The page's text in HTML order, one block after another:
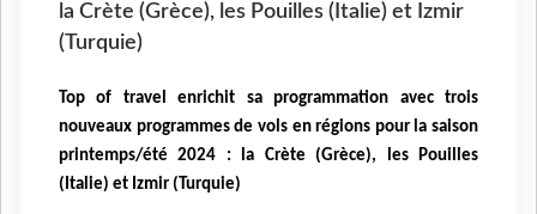
la Crète (Grèce), les Pouilles (Italie) et Izmir
(Turquie)
Top of travel enrichit sa programmation avec trois
nouveaux programmes de vols en régions pour la saison
printemps/été 2024 : la Crète (Grèce), les Pouilles
(Italie) et Izmir (Turquie)